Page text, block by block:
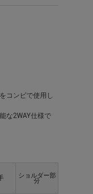
コンビで使用し
な2WAY仕様で
ショルダー部
分